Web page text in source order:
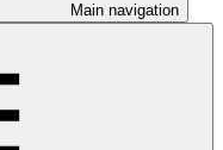
Main navigation